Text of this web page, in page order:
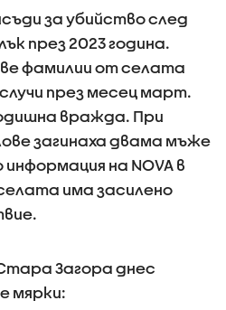
за убийство след
през 2023 година.
фамилии от селата
през месец март.
вражда. При
загинаха двама мъже
информация на NOVA в
има засилено
Загора днес
мярки: